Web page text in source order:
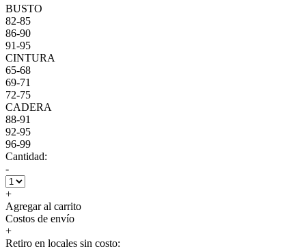
BUSTO
82-85
86-90
91-95
CINTURA
65-68
69-71
72-75
CADERA
88-91
92-95
96-99
Cantidad:
-
+
Agregar al carrito
Costos de envío
+
Retiro en locales sin costo: